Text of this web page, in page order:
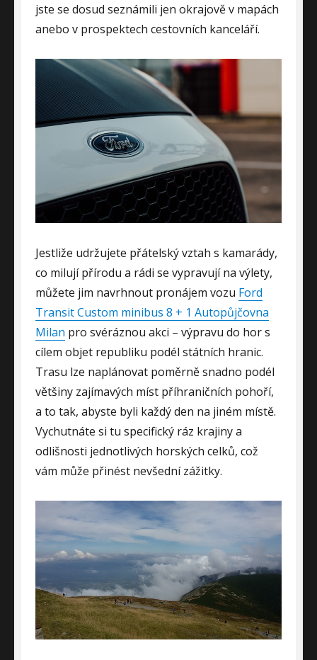
jste se dosud seznámili jen okrajově v mapách
anebo v prospektech cestovních kanceláří.
Jestliže udržujete přátelský vztah s kamarády,
co milují přírodu a rádi se vypravují na výlety,
můžete jim navrhnout pronájem vozu Ford
Transit Custom minibus 8 + 1 Autopůjčovna
Milan pro svéráznou akci – výpravu do hor s
cílem objet republiku podél státních hranic.
Trasu lze naplánovat poměrně snadno podél
většiny zajímavých míst příhraničních pohoří,
a to tak, abyste byli každý den na jiném místě.
Vychutnáte si tu specifický ráz krajiny a
odlišnosti jednotlivých horských celků, což
vám může přinést nevšední zážitky.